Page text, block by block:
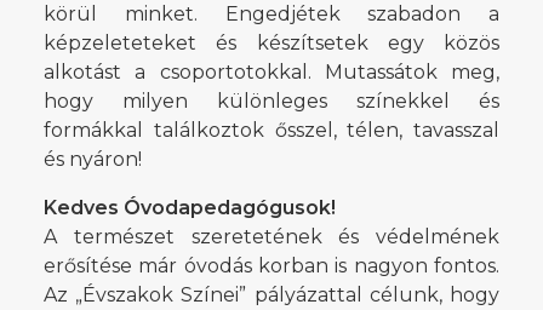
körül minket. Engedjétek szabadon a
képzeleteteket és készítsetek egy közös
alkotást a csoportotokkal. Mutassátok meg,
hogy milyen különleges színekkel és
formákkal találkoztok ősszel, télen, tavasszal
és nyáron!
Kedves Óvodapedagógusok!
A természet szeretetének és védelmének
erősítése már óvodás korban is nagyon fontos.
Az „Évszakok Színei” pályázattal célunk, hogy